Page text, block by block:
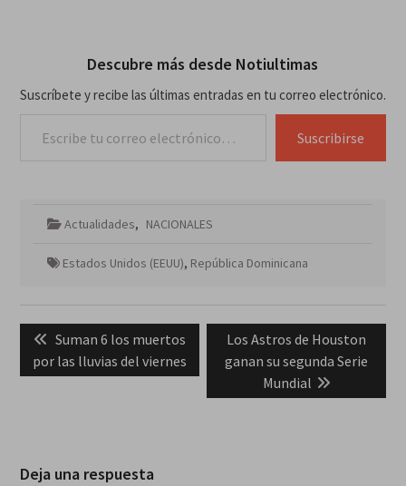
Descubre más desde Notiultimas
Suscríbete y recibe las últimas entradas en tu correo electrónico.
Suscribirse
Actualidades, NACIONALES
Estados Unidos (EEUU), República Dominicana
Navegación
de
entradas
Previous
post:
Suman 6 los muertos
por las lluvias del viernes
Next
post:
Los Astros de Houston
ganan su segunda Serie
Mundial
Deja una respuesta